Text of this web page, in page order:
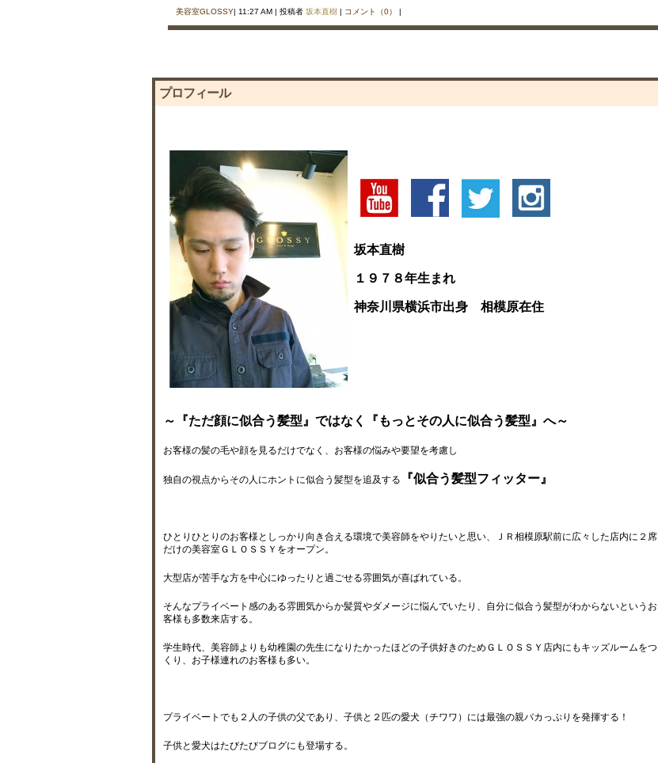
美容室GLOSSY| 11:27 AM | 投稿者 坂本直樹 | コメント（0） |
プロフィール
坂本直樹
１９７８年生まれ
神奈川県横浜市出身 相模原在住
～『ただ顔に似合う髪型』ではなく『もっとその人に似合う髪型』へ～
お客様の髪の毛や顔を見るだけでなく、お客様の悩みや要望を考慮し
独自の視点からその人にホントに似合う髪型を追及する 『似合う髪型フィッター』
ひとりひとりのお客様としっかり向き合える環境で美容師をやりたいと思い、ＪＲ相模原駅前に広々した店内に２席
だけの美容室ＧＬＯＳＳＹをオープン。
大型店が苦手な方を中心にゆったりと過ごせる雰囲気が喜ばれている。
そんなプライベート感のある雰囲気からか髪質やダメージに悩んでいたり、自分に似合う髪型がわからないというお
客様も多数来店する。
学生時代、美容師よりも幼稚園の先生になりたかったほどの子供好きのためＧＬＯＳＳＹ店内にもキッズルームをつ
くり、お子様連れのお客様も多い。
プライベートでも２人の子供の父であり、子供と２匹の愛犬（チワワ）には最強の親バカっぷりを発揮する！
子供と愛犬はたびたびブログにも登場する。